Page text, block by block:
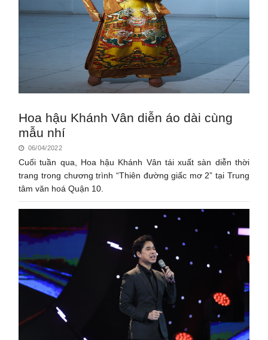
Hoa hậu Khánh Vân diễn áo dài cùng
mẫu nhí
06/04/2022
Cuối tuần qua, Hoa hậu Khánh Vân tái xuất sàn diễn thời
trang trong chương trình “Thiên đường giấc mơ 2” tại Trung
tâm văn hoá Quận 10.